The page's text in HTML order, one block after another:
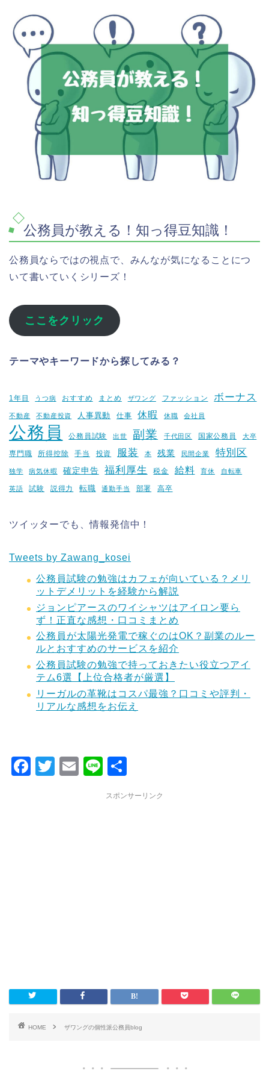
公務員が教える！知っ得豆知識！
公務員ならではの視点で、みんなが気になることにつ
いて書いていくシリーズ！
ここをクリック
テーマやキーワードから探してみる？
1年目 うつ病 おすすめ まとめ ザワング ファッション ボーナス
不動産 不動産投資 人事異動 仕事 休暇 休職 会社員
公務員 公務員試験 出世 副業 千代田区 国家公務員 大卒
専門職 所得控除 手当 投資 服装 本 残業 民間企業 特別区
独学 病気休暇 確定申告 福利厚生 税金 給料 育休 自転車
英語 試験 説得力 転職 通勤手当 部署 高卒
ツイッターでも、情報発信中！
Tweets by Zawang_kosei
公務員試験の勉強はカフェが向いている？メリ
ットデメリットを経験から解説
ジョンピアースのワイシャツはアイロン要ら
ず！正直な感想・口コミまとめ
公務員が太陽光発電で稼ぐのはOK？副業のルー
ルとおすすめのサービスを紹介
公務員試験の勉強で持っておきたい役立つアイ
テム6選【上位合格者が厳選】
リーガルの革靴はコスパ最強？口コミや評判・
リアルな感想をお伝え
F
T
E
Li
e
スポンサーリンク
HOME ザワングの個性派公務員blog